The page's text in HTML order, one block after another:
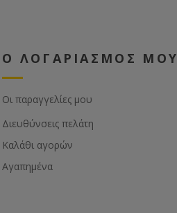
Ο ΛΟΓΑΡΙΑΣΜΟΣ ΜΟΥ
Οι παραγγελίες μου
Διευθύνσεις πελάτη
Καλάθι αγορών
Αγαπημένα